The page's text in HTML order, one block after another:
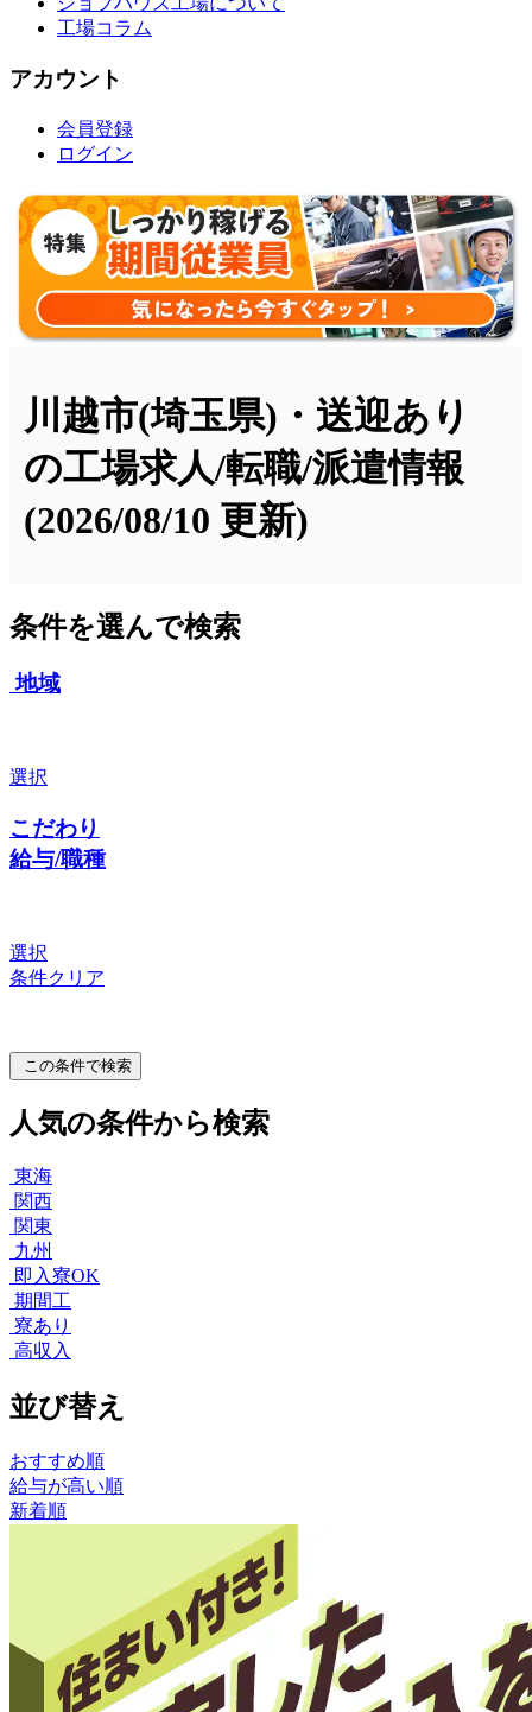
工場コラム
アカウント
会員登録
ログイン
川越市(埼玉県)・送迎あり
の工場求人/転職/派遣情報
(2026/08/10 更新)
条件を選んで検索
地域
選択
こだわり
給与/職種
選択
条件クリア
この条件で検索
人気の条件から検索
東海
関西
関東
九州
即入寮OK
期間工
寮あり
高収入
並び替え
おすすめ順
給与が高い順
新着順